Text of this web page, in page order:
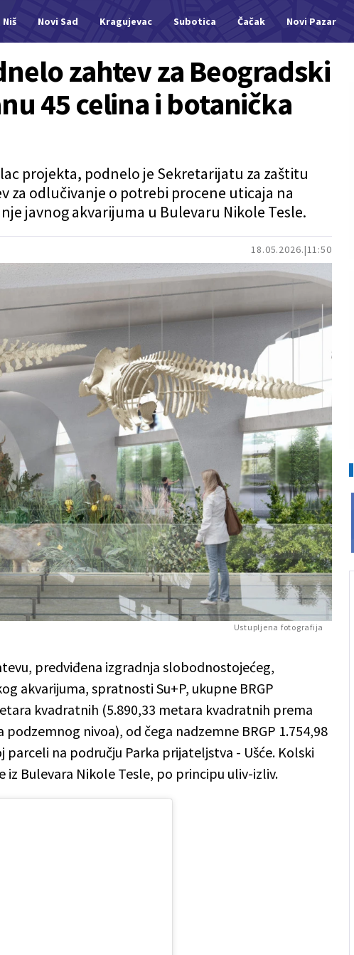
Niš Novi Sad Kragujevac Subotica Čačak Novi Pazar
18.05.2026. 11:50
zahtev za Beogradski
45 celina i botanička
projekta, podnelo je Sekretarijatu za zaštitu
za odlučivanje o potrebi procene uticaja na
javnog akvarijuma u Bulevaru Nikole Tesle.
Ustupljena fotografija
predviđena izgradnja slobodnostojećeg,
akvarijuma, spratnosti Su+P, ukupne BRGP
kvadratnih (5.890,33 metara kvadratnih prema
nivoa), od čega nadzemne BRGP 1.754,98
na području Parka prijateljstva - Ušće. Kolski
Bulevara Nikole Tesle, po principu uliv-izliv.